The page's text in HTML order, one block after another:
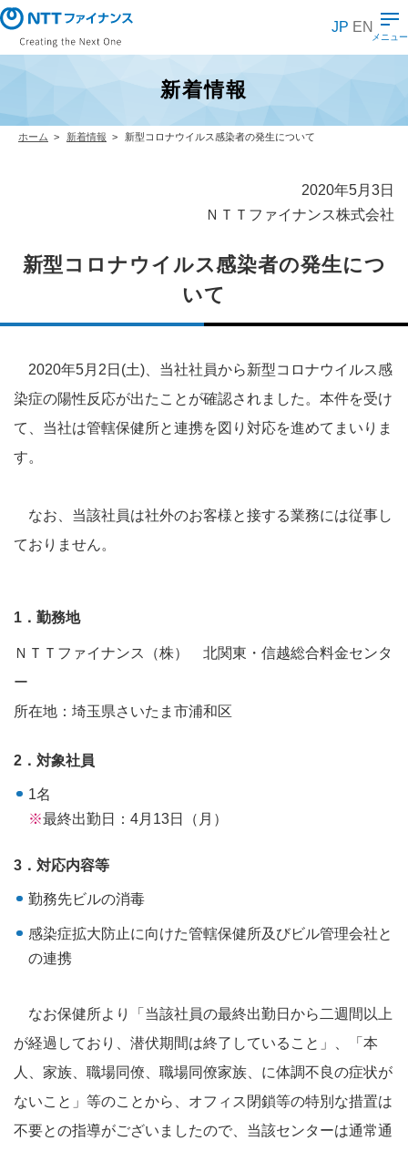
メ
イ
ス
JP EN
メニュー
新着情報
ホーム 新着情報 新型コロナウイルス感染者の発生について
2020年5月3日
ＮＴＴファイナンス株式会社
新型コロナウイルス感染者の発生につ
いて
2020年5月2日(土)、当社社員から新型コロナウイルス感
染症の陽性反応が出たことが確認されました。本件を受け
て、当社は管轄保健所と連携を図り対応を進めてまいりま
す。
なお、当該社員は社外のお客様と接する業務には従事し
ておりません。
1．勤務地
ＮＴＴファイナンス（株） 北関東・信越総合料金センタ
ー
所在地：埼玉県さいたま市浦和区
2．対象社員
1名
最終出勤日：4月13日（月）
3．対応内容等
勤務先ビルの消毒
感染症拡大防止に向けた管轄保健所及びビル管理会社と
の連携
なお保健所より「当該社員の最終出勤日から二週間以上
が経過しており、潜伏期間は終了していること」、「本
人、家族、職場同僚、職場同僚家族、に体調不良の症状が
ないこと」等のことから、オフィス閉鎖等の特別な措置は
不要との指導がございましたので、当該センターは通常通